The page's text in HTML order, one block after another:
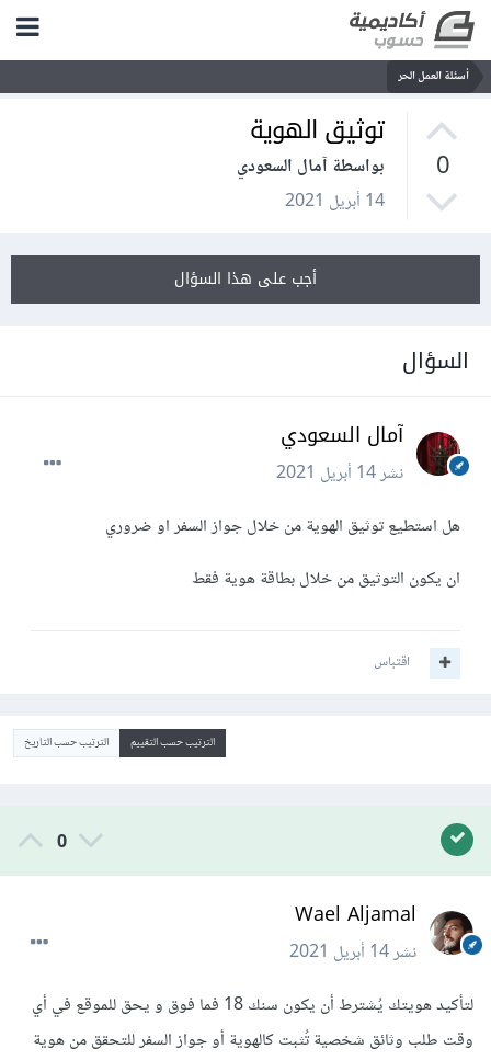
أسئلة العمل الحر
0
توثيق الهوية
بواسطة آمال السعودي
14 أبريل 2021
أجب على هذا السؤال
السؤال
آمال السعودي
نشر14 أبريل 2021
هل استطيع توثيق الهوية من خلال جواز السفر او ضروري
ان يكون التوثيق من خلال بطاقة هوية فقط
اقتباس
الترتيب حسب التقييم الترتيب حسب التاريخ
0
Wael Aljamal
نشر14 أبريل 2021
لتأكيد هويتك يُشترط أن يكون سنك 18 فما فوق و يحق للموقع في أي
وقت طلب وثائق شخصية تُثبت كالهوية أو جواز السفر للتحقق من هوية